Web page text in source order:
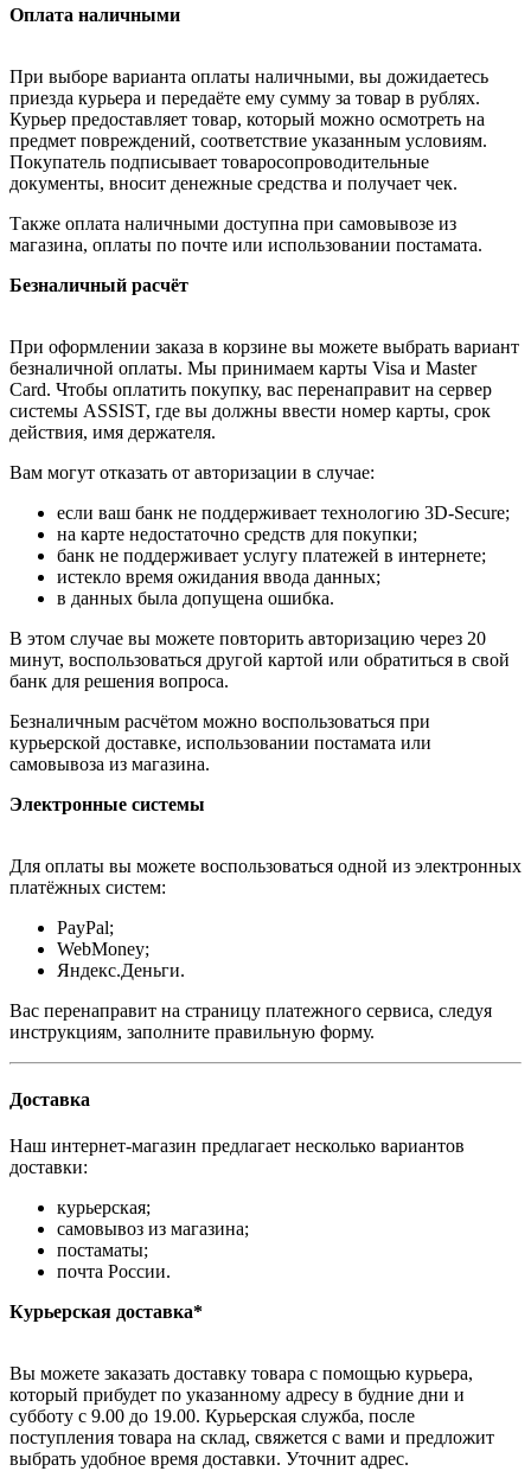
Оплата наличными
При выборе варианта оплаты наличными, вы дожидаетесь
приезда курьера и передаёте ему сумму за товар в рублях.
Курьер предоставляет товар, который можно осмотреть на
предмет повреждений, соответствие указанным условиям.
Покупатель подписывает товаросопроводительные
документы, вносит денежные средства и получает чек.
Также оплата наличными доступна при самовывозе из
магазина, оплаты по почте или использовании постамата.
Безналичный расчёт
При оформлении заказа в корзине вы можете выбрать вариант
безналичной оплаты. Мы принимаем карты Visa и Master
Card. Чтобы оплатить покупку, вас перенаправит на сервер
системы ASSIST, где вы должны ввести номер карты, срок
действия, имя держателя.
Вам могут отказать от авторизации в случае:
если ваш банк не поддерживает технологию 3D-Secure;
на карте недостаточно средств для покупки;
банк не поддерживает услугу платежей в интернете;
истекло время ожидания ввода данных;
в данных была допущена ошибка.
В этом случае вы можете повторить авторизацию через 20
минут, воспользоваться другой картой или обратиться в свой
банк для решения вопроса.
Безналичным расчётом можно воспользоваться при
курьерской доставке, использовании постамата или
самовывоза из магазина.
Электронные системы
Для оплаты вы можете воспользоваться одной из электронных
платёжных систем:
PayPal;
WebMoney;
Яндекс.Деньги.
Вас перенаправит на страницу платежного сервиса, следуя
инструкциям, заполните правильную форму.
Доставка
Наш интернет-магазин предлагает несколько вариантов
доставки:
курьерская;
самовывоз из магазина;
постаматы;
почта России.
Курьерская доставка*
Вы можете заказать доставку товара с помощью курьера,
который прибудет по указанному адресу в будние дни и
субботу с 9.00 до 19.00. Курьерская служба, после
поступления товара на склад, свяжется с вами и предложит
выбрать удобное время доставки. Уточнит адрес.